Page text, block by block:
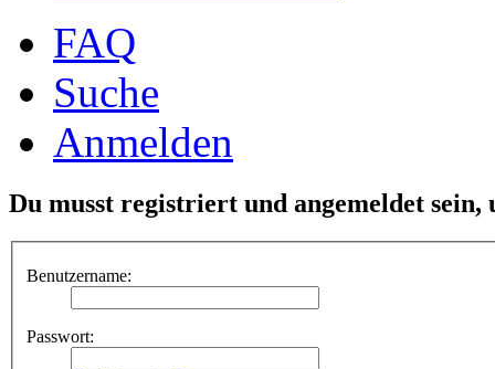
FAQ
Suche
Anmelden
Du musst registriert und angemeldet
Benutzername:
Passwort: